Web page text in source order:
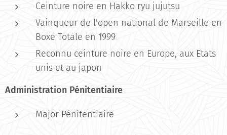
Ceinture noire en Hakko ryu jujutsu
Vainqueur de l'open national de Marseille en
Boxe Totale en 1999
Reconnu ceinture noire en Europe, aux Etats
unis et au japon
Administration Pénitentiaire
Major Pénitentiaire